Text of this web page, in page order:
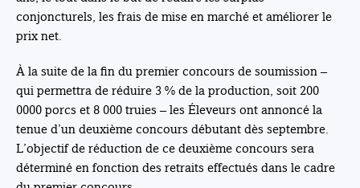
conjoncturels, les frais de mise en marché et améliorer le
prix net.
À la suite de la fin du premier concours de soumission –
qui permettra de réduire 3 % de la production, soit 200
0000 porcs et 8 000 truies – les Éleveurs ont annoncé la
tenue d’un deuxième concours débutant dès septembre.
L’objectif de réduction de ce deuxième concours sera
déterminé en fonction des retraits effectués dans le cadre